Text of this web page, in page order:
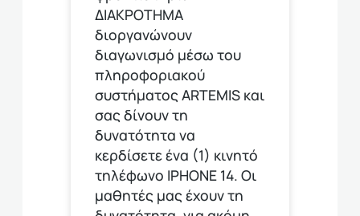
ΔΙΑΚΡΟΤΗΜΑ
διοργανώνουν
διαγωνισμό μέσω του
πληροφοριακού
συστήματος ARTEMIS και
σας δίνουν τη
δυνατότητα να
κερδίσετε ένα (1) κινητό
τηλέφωνο ΙΡΗΟΝΕ 14. Οι
μαθητές μας έχουν τη